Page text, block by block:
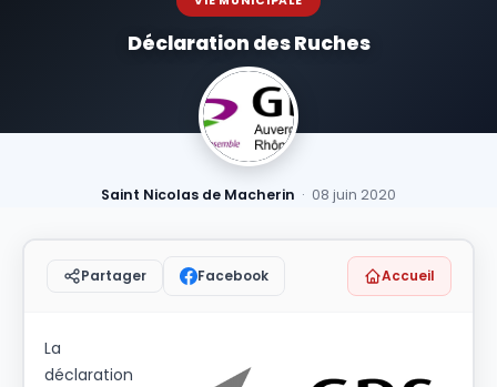
Déclaration des Ruches
Saint Nicolas de Macherin · 08 juin 2020
Partager Facebook Accueil
La
déclaration